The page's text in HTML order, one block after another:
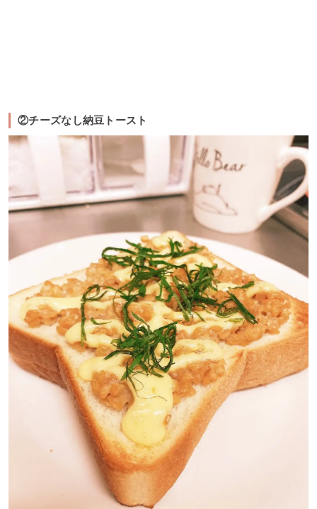
②チーズなし納豆トースト